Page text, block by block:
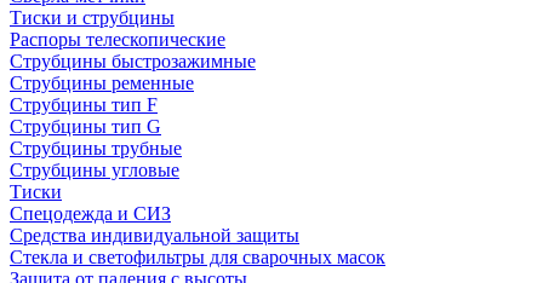
Тиски и струбцины
Распоры телескопические
Струбцины быстрозажимные
Струбцины ременные
Струбцины тип F
Струбцины тип G
Струбцины трубные
Струбцины угловые
Тиски
Спецодежда и СИЗ
Средства индивидуальной защиты
Стекла и светофильтры для сварочных масок
Защита от падения с высоты